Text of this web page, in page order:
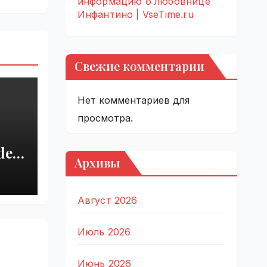
Инфантино | VseTime.ru
Свежие комментарии
Нет комментариев для
просмотра.
Архивы
Август 2026
Июль 2026
Июнь 2026